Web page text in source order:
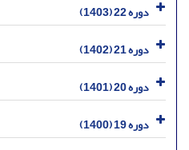
دوره 22 (1403)
دوره 21 (1402)
دوره 20 (1401)
دوره 19 (1400)